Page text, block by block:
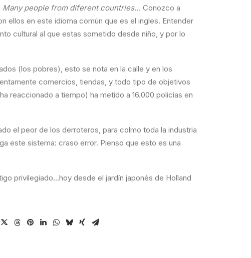
Many people from diferent countries… Conozco a
ellos en este idioma común que es el ingles. Entender
cultural al que estas sometido desde niño, y por lo
(los pobres), esto se nota en la calle y en los
comercios, tiendas, y todo tipo de objetivos
reaccionado a tiempo) ha metido a 16.000 policías en
el peor de los derroteros, para colmo toda la industria
este sistema: craso error. Pienso que esto es una
privilegiado…hoy desde el jardín japonés de Holland